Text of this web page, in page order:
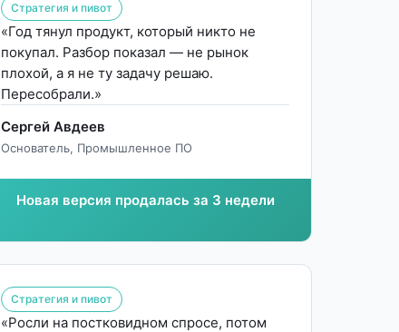
Стратегия и пивот
«Год тянул продукт, который никто не
покупал. Разбор показал — не рынок
плохой, а я не ту задачу решаю.
Пересобрали.»
Сергей Авдеев
Основатель, Промышленное ПО
Новая версия продалась за 3 недели
Стратегия и пивот
«Росли на постковидном спросе, потом